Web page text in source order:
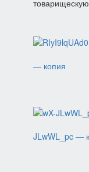
— копия
JLwWL_pc —